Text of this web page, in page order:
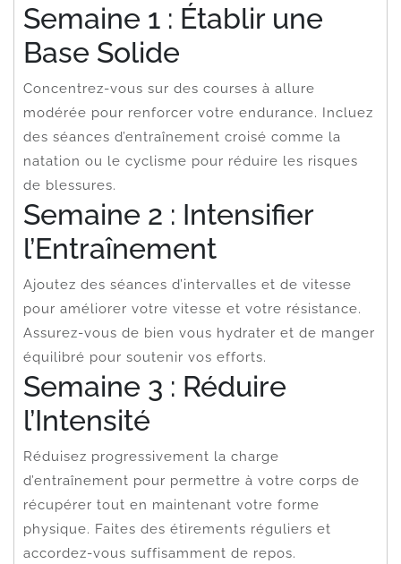
Semaine 1 : Établir une
Base Solide
Concentrez-vous sur des courses à allure
modérée pour renforcer votre endurance. Incluez
des séances d’entraînement croisé comme la
natation ou le cyclisme pour réduire les risques
de blessures.
Semaine 2 : Intensifier
l’Entraînement
Ajoutez des séances d’intervalles et de vitesse
pour améliorer votre vitesse et votre résistance.
Assurez-vous de bien vous hydrater et de manger
équilibré pour soutenir vos efforts.
Semaine 3 : Réduire
l’Intensité
Réduisez progressivement la charge
d’entraînement pour permettre à votre corps de
récupérer tout en maintenant votre forme
physique. Faites des étirements réguliers et
accordez-vous suffisamment de repos.